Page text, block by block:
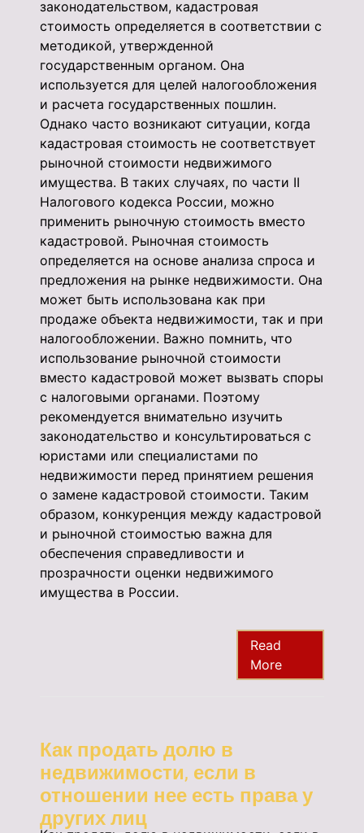
законодательством, кадастровая
стоимость определяется в соответствии с
методикой, утвержденной
государственным органом. Она
используется для целей налогообложения
и расчета государственных пошлин.
Однако часто возникают ситуации, когда
кадастровая стоимость не соответствует
рыночной стоимости недвижимого
имущества. В таких случаях, по части II
Налогового кодекса России, можно
применить рыночную стоимость вместо
кадастровой. Рыночная стоимость
определяется на основе анализа спроса и
предложения на рынке недвижимости. Она
может быть использована как при
продаже объекта недвижимости, так и при
налогообложении. Важно помнить, что
использование рыночной стоимости
вместо кадастровой может вызвать споры
с налоговыми органами. Поэтому
рекомендуется внимательно изучить
законодательство и консультироваться с
юристами или специалистами по
недвижимости перед принятием решения
о замене кадастровой стоимости. Таким
образом, конкуренция между кадастровой
и рыночной стоимостью важна для
обеспечения справедливости и
прозрачности оценки недвижимого
имущества в России.
Read
More
Как продать долю в
недвижимости, если в
отношении нее есть права у
других лиц